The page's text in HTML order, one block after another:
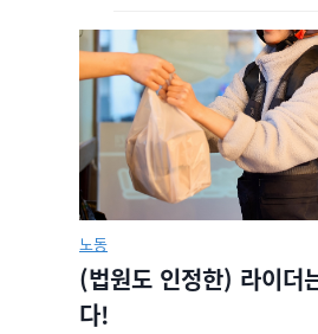
노동
(법원도 인정한) 라이더
다!